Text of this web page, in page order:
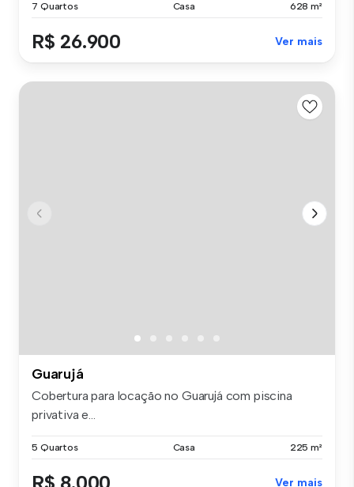
7 Quartos Casa 628 m²
R$ 26.900 Ver mais
Guarujá
Cobertura para locação no Guarujá com piscina
privativa e...
5 Quartos Casa 225 m²
Ver mais